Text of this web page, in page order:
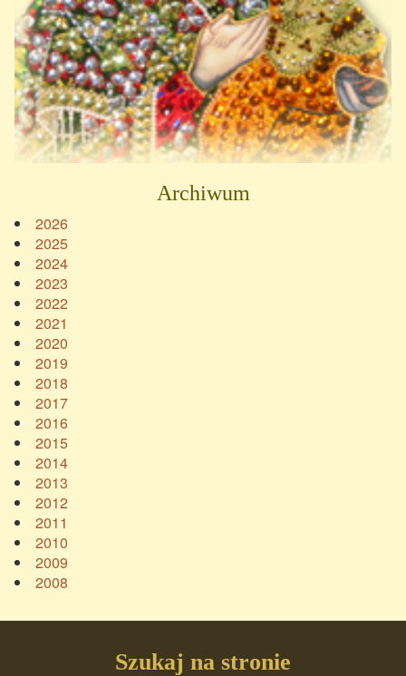
Archiwum
2026
2025
2024
2023
2022
2021
2020
2019
2018
2017
2016
2015
2014
2013
2012
2011
2010
2009
2008
Szukaj na stronie